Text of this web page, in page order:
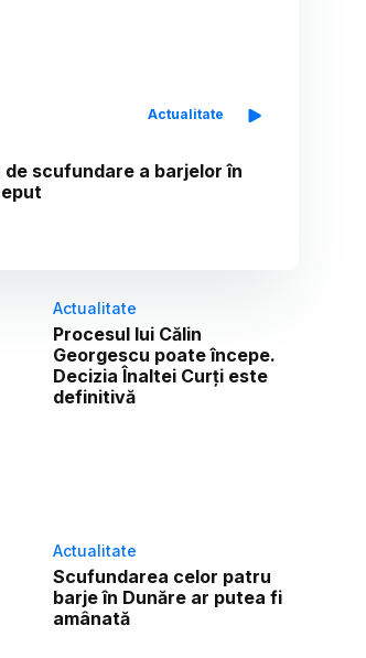
Actualitate
de scufundare a barjelor în
Actualitate
Procesul lui Călin
Georgescu poate începe.
Decizia Înaltei Curți este
definitivă
Actualitate
Scufundarea celor patru
barje în Dunăre ar putea fi
amânată